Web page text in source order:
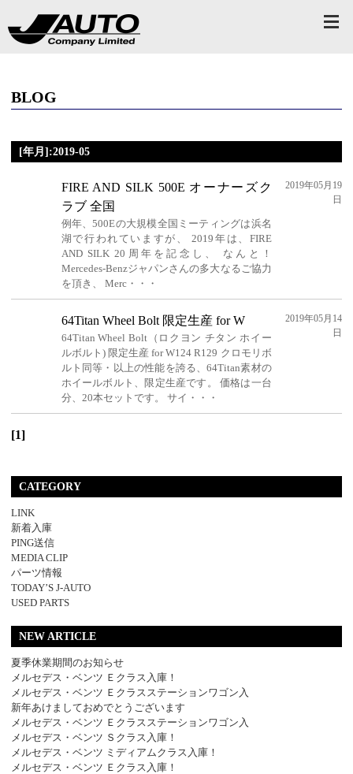
BLOG
[年月]:2019-05
FIRE AND SILK 500E オーナーズク
ラブ 全国
例年、500Eの大規模全国ミーティングは浜名
湖で行われていますが、 2019年は、FIRE
AND SILK 20周年を記念し、 なんと！
Mercedes-Benzジャパンさんの多大なるご協力
を頂き、 Merc・・・
2019年05月19
日
64Titan Wheel Bolt 限定生産 for W
64Titan Wheel Bolt（ロクヨン チタン ホイー
ルボルト) 限定生産 for W124 R129 クロモリボ
ルト同等・以上の性能を誇る、64Titan素材の
ホイールボルト、限定生産です。 価格は一台
分、20本セットです。 サイ・・・
2019年05月14
日
[1]
CATEGORY
LINK
新着入庫
PING送信
MEDIA CLIP
パーツ情報
TODAY’S J-AUTO
USED PARTS
NEW ARTICLE
夏季休業期間のお知らせ
メルセデス・ベンツ Ｅクラス入庫！
メルセデス・ベンツ Ｅクラスステーションワゴン入
新年あけましておめでとうございます
メルセデス・ベンツ Ｅクラスステーションワゴン入
メルセデス・ベンツ Ｓクラス入庫！
メルセデス・ベンツ ミディアムクラス入庫！
メルセデス・ベンツ Ｅクラス入庫！